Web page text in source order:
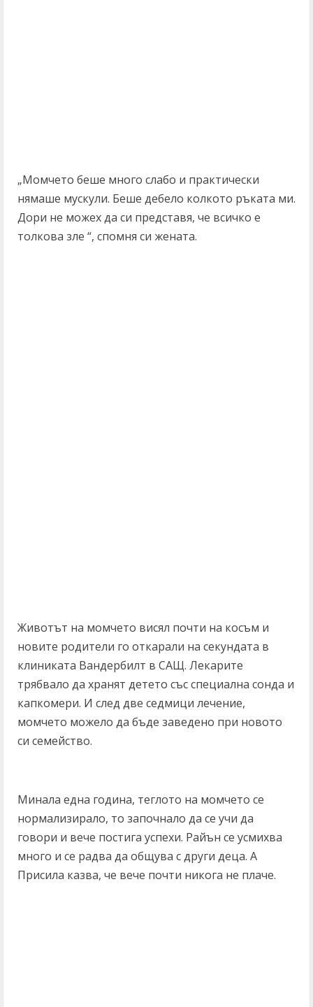
„Момчето беше много слабо и практически
нямаше мускули. Беше дебело колкото ръката ми.
Дори не можех да си представя, че всичко е
толкова зле “, спомня си жената.
Животът на момчето висял почти на косъм и
новите родители го откарали на секундата в
клиниката Вандербилт в САЩ. Лекарите
трябвало да хранят детето със специална сонда и
капкомери. И след две седмици лечение,
момчето можело да бъде заведено при новото
си семейство.
Минала една година, теглото на момчето се
нормализирало, то започнало да се учи да
говори и вече постига успехи. Райън се усмихва
много и се радва да общува с други деца. А
Присила казва, че вече почти никога не плаче.